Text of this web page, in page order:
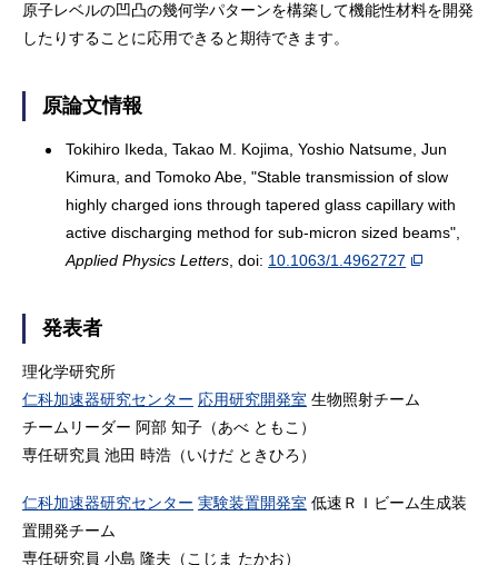
原子レベルの凹凸の幾何学パターンを構築して機能性材料を開発
したりすることに応用できると期待できます。
原論文情報
Tokihiro Ikeda, Takao M. Kojima, Yoshio Natsume, Jun
Kimura, and Tomoko Abe, "Stable transmission of slow
highly charged ions through tapered glass capillary with
active discharging method for sub-micron sized beams",
Applied Physics Letters , doi: 10.1063/1.4962727
発表者
理化学研究所
仁科加速器研究センター 応用研究開発室 生物照射チーム
チームリーダー 阿部 知子（あべ ともこ）
専任研究員 池田 時浩（いけだ ときひろ）
仁科加速器研究センター 実験装置開発室 低速ＲＩビーム生成装
置開発チーム
専任研究員 小島 隆夫（こじま たかお）